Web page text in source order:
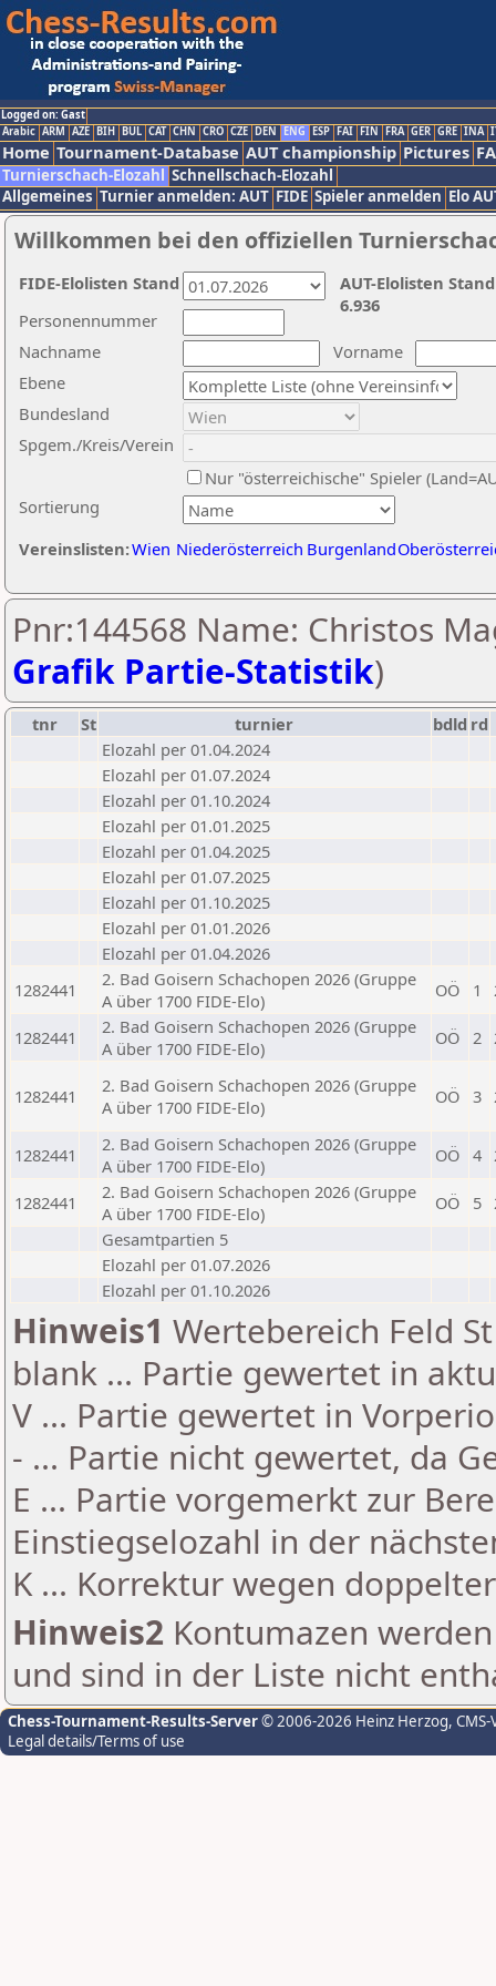
Logged on: Gast
Arabic ARM AZE BIH BUL CAT CHN CRO CZE DEN ENG ESP FAI FIN FRA GER GRE INA
Home Tournament-Database AUT championship Pictures
Turnierschach-Elozahl Schnellschach-Elozahl
Allgemeines Turnier anmelden: AUT FIDE Spieler anmelden Elo
Willkommen bei den offiziellen
Nachname
Vorname
Ebene
Sortierung
Personennummer
Bundesland
Spgem./Kreis/Verein
Nur "österreichische" Spieler
Vereinslisten:Wien Niederösterreich Burgenland
AUT-Elolisten
6.936
FIDE-Elolisten Stand
Pnr:144568 Name: Christos
Grafik Partie-Statistik)
tnr St turnier bdld rd
Elozahl per 01.04.2024
Elozahl per 01.07.2024
Elozahl per 01.10.2024
Elozahl per 01.01.2025
Elozahl per 01.04.2025
Elozahl per 01.07.2025
Elozahl per 01.10.2025
Elozahl per 01.01.2026
Elozahl per 01.04.2026
1282441
2. Bad Goisern Schachopen 2026 (Gruppe
A über 1700 FIDE-Elo)
OÖ 1
1282441
2. Bad Goisern Schachopen 2026 (Gruppe
A über 1700 FIDE-Elo)
OÖ 2
1282441
2. Bad Goisern Schachopen 2026 (Gruppe
A über 1700 FIDE-Elo)
OÖ 3
1282441
2. Bad Goisern Schachopen 2026 (Gruppe
A über 1700 FIDE-Elo)
OÖ 4
1282441
2. Bad Goisern Schachopen 2026 (Gruppe
A über 1700 FIDE-Elo)
OÖ 5
Gesamtpartien 5
Elozahl per 01.07.2026
Elozahl per 01.10.2026
Hinweis1 Wertebereich Feld
blank ... Partie gewertet in
V ... Partie gewertet in
- ... Partie nicht gewertet, da
E ... Partie vorgemerkt zur
Einstiegselozahl in der
K ... Korrektur wegen
Hinweis2 Kontumazen
und sind in der Liste nicht
Chess-Tournament-Results-Server© 2006-2026 Heinz Herzog,
Legal details/Terms of use